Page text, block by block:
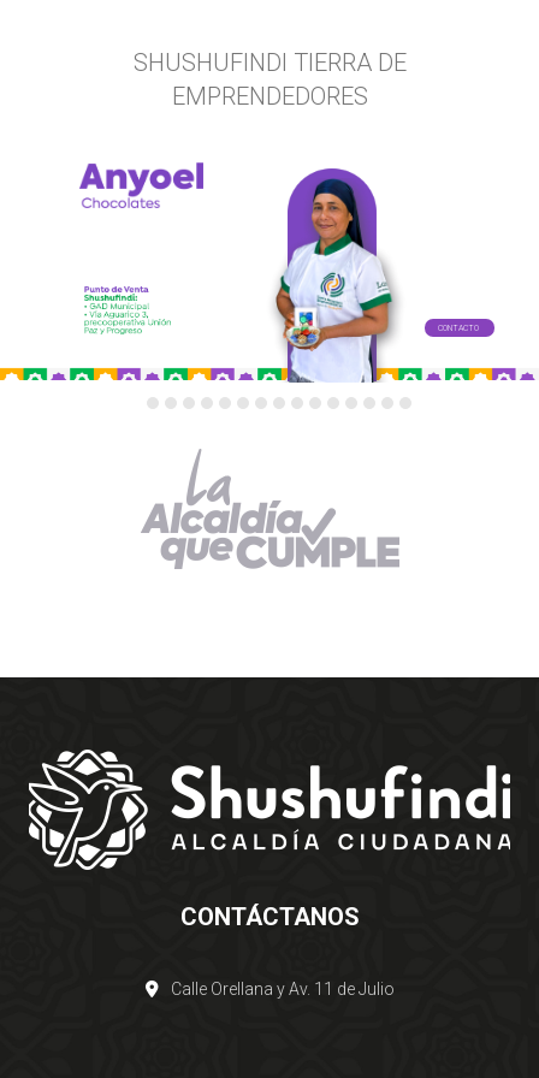
SHUSHUFINDI TIERRA DE
EMPRENDEDORES
CONTACTO
CONTÁCTANOS
Calle Orellana y Av. 11 de Julio